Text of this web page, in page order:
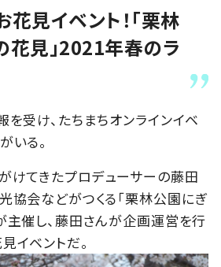
花見イベント！「栗林
花見」2021年春のラ
を受け、たちまちオンラインイベ
いる。
けてきたプロデューサーの藤田
協会などがつくる「栗林公園にぎ
主催し、藤田さんが企画運営を行
イベントだ。